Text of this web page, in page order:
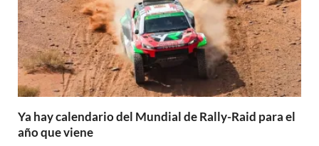
Ya hay calendario del Mundial de Rally-Raid para el
año que viene